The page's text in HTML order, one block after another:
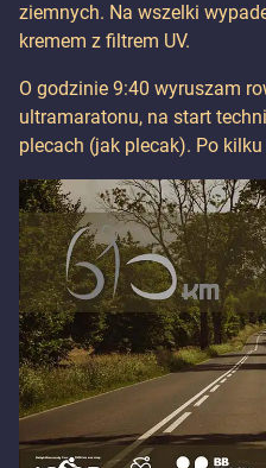
ziemnych. Na wszelki
kremem z filtrem UV.
O godzinie 9:40 wyruszam
ultramaratonu, na start
plecach (jak plecak). Po